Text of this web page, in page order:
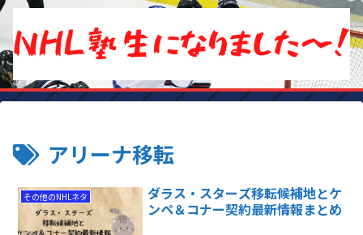
アリーナ移転
その他のNHLネタ
ダラス・スターズ移転候補地とケ
ンペ＆コナー契約最新情報まとめ